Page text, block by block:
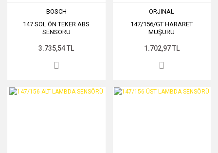
BOSCH
147 SOL ÖN TEKER ABS
SENSÖRÜ
3.735,54 TL
ORJINAL
147/156/GT HARARET
MÜŞÜRÜ
1.702,97 TL